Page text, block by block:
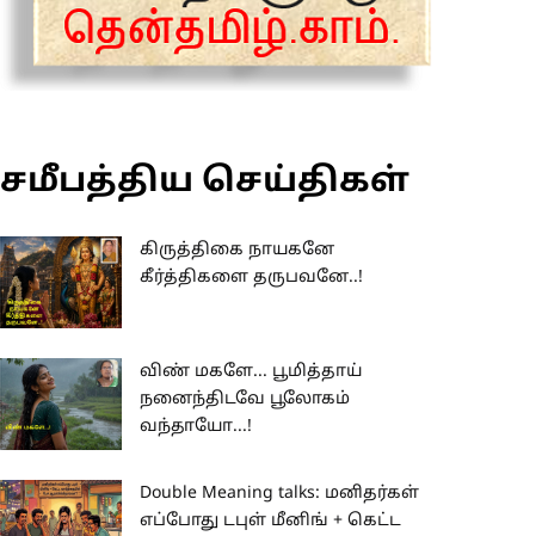
சமீபத்திய செய்திகள்
கிருத்திகை நாயகனே
கீர்த்திகளை தருபவனே..!
விண் மகளே... பூமித்தாய்
நனைந்திடவே பூலோகம்
வந்தாயோ...!
Double Meaning talks: மனிதர்கள்
எப்போது டபுள் மீனிங் + கெட்ட